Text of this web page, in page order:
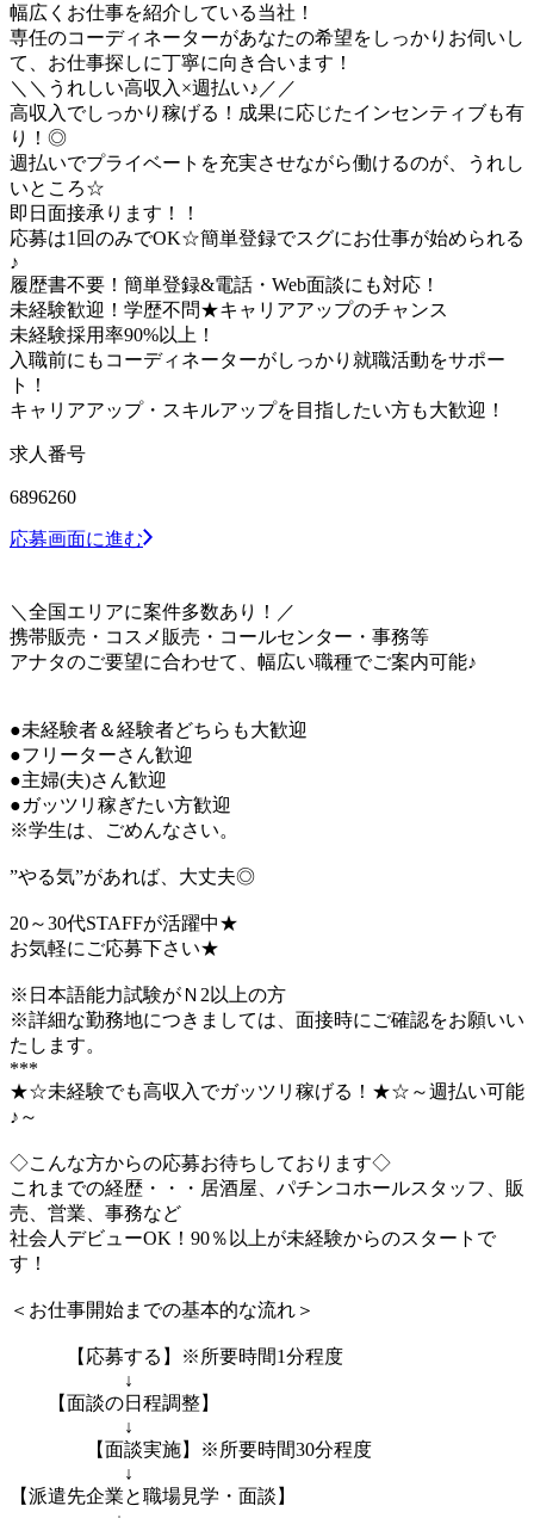
幅広くお仕事を紹介している当社！
専任のコーディネーターがあなたの希望をしっかりお伺いし
て、お仕事探しに丁寧に向き合います！
＼＼うれしい高収入×週払い♪／／
高収入でしっかり稼げる！成果に応じたインセンティブも有
り！◎
週払いでプライベートを充実させながら働けるのが、うれし
いところ☆
即日面接承ります！！
応募は1回のみでOK☆簡単登録でスグにお仕事が始められる
♪
履歴書不要！簡単登録&電話・Web面談にも対応！
未経験歓迎！学歴不問★キャリアアップのチャンス
未経験採用率90%以上！
入職前にもコーディネーターがしっかり就職活動をサポー
ト！
キャリアアップ・スキルアップを目指したい方も大歓迎！
求人番号
6896260
応募画面に進む
＼全国エリアに案件多数あり！／
携帯販売・コスメ販売・コールセンター・事務等
アナタのご要望に合わせて、幅広い職種でご案内可能♪
●未経験者＆経験者どちらも大歓迎
●フリーターさん歓迎
●主婦(夫)さん歓迎
●ガッツリ稼ぎたい方歓迎
※学生は、ごめんなさい。
”やる気”があれば、大丈夫◎
20～30代STAFFが活躍中★
お気軽にご応募下さい★
※日本語能力試験がＮ2以上の方
※詳細な勤務地につきましては、面接時にご確認をお願いい
たします。
***
★☆未経験でも高収入でガッツリ稼げる！★☆～週払い可能
♪～
◇こんな方からの応募お待ちしております◇
これまでの経歴・・・居酒屋、パチンコホールスタッフ、販
売、営業、事務など
社会人デビューOK！90％以上が未経験からのスタートで
す！
＜お仕事開始までの基本的な流れ＞
【応募する】※所要時間1分程度
↓
【面談の日程調整】
↓
【面談実施】※所要時間30分程度
↓
【派遣先企業と職場見学・面談】